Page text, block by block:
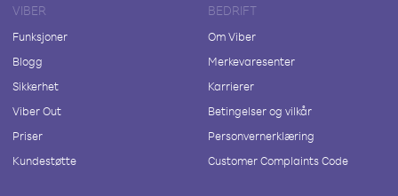
VIBER
Funksjoner
Blogg
Sikkerhet
Viber Out
Priser
Kundestøtte
BEDRIFT
Om Viber
Merkevaresenter
Karrierer
Betingelser og vilkår
Personvernerklæring
Customer Complaints Code